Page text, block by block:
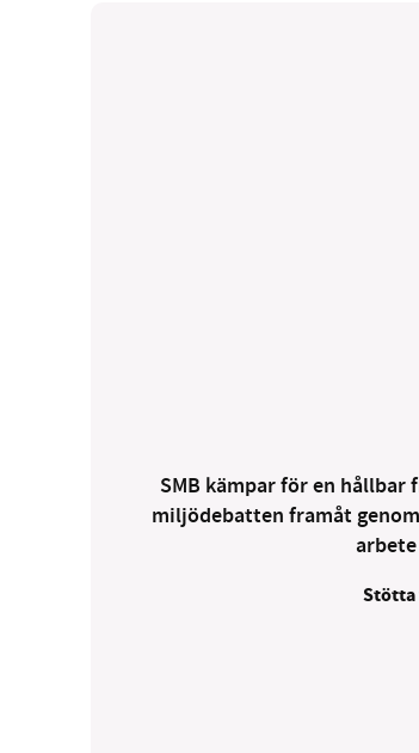
SMB kämpar för en
miljödebatten framåt
Stötta